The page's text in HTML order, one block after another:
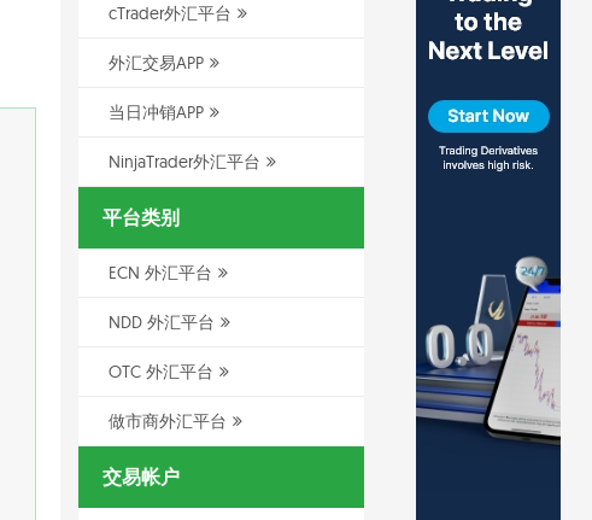
cTrader外汇平台
外汇交易APP
当日冲销APP
NinjaTrader外汇平台
平台类别
ECN 外汇平台
NDD 外汇平台
OTC 外汇平台
做市商外汇平台
交易帐户